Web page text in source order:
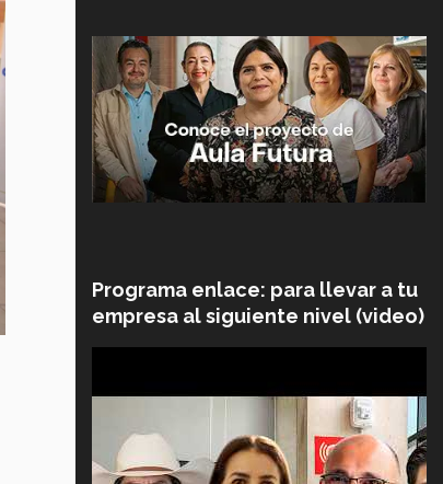
Programa enlace: para llevar a tu
empresa al siguiente nivel (video)